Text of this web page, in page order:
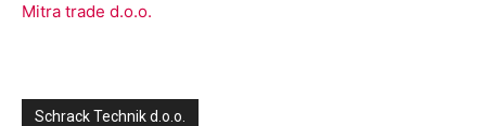
Mitra trade d.o.o.
Schrack Technik d.o.o.